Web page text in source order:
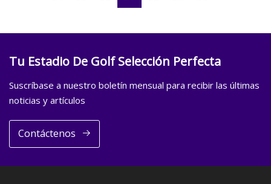
Tu Estadio De Golf Selección Perfecta
Suscríbase a nuestro boletín mensual para recibir las últimas
noticias y artículos
Contáctenos